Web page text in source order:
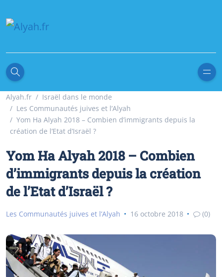
Alyah.fr
Israël dans le monde
Les Communautés juives et l’Alyah
Yom Ha Alyah 2018 – Combien d’immigrants depuis la
création de l’Etat d’Israël ?
Yom Ha Alyah 2018 – Combien
d’immigrants depuis la création
de l’Etat d’Israël ?
Les Communautés juives et l’Alyah 16 octobre 2018 (0)